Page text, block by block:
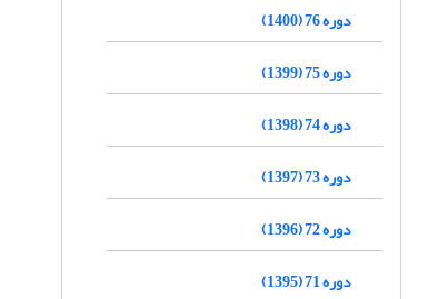
دوره 76 (1400)
دوره 75 (1399)
دوره 74 (1398)
دوره 73 (1397)
دوره 72 (1396)
دوره 71 (1395)